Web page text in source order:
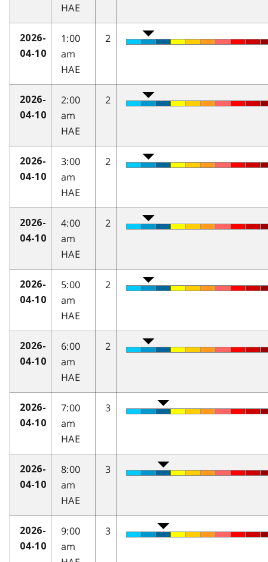
HAE
2026-
04-10
1:00
am
HAE
2
2026-
04-10
2:00
am
HAE
2
2026-
04-10
3:00
am
HAE
2
2026-
04-10
4:00
am
HAE
2
2026-
04-10
5:00
am
HAE
2
2026-
04-10
6:00
am
HAE
2
2026-
04-10
7:00
am
HAE
3
2026-
04-10
8:00
am
HAE
3
2026-
04-10
9:00
am
3